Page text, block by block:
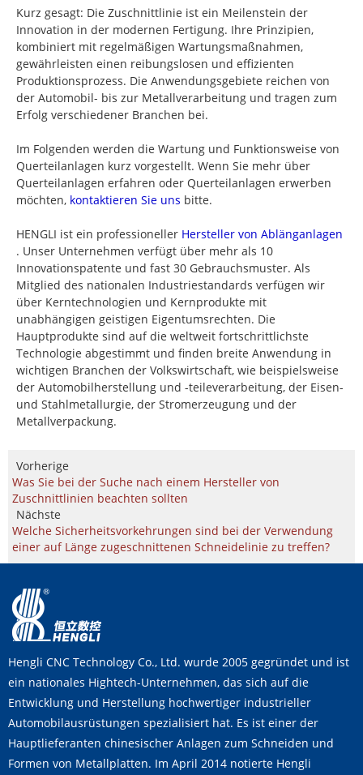
Kurz gesagt: Die Zuschnittlinie ist ein Meilenstein der
Innovation in der modernen Fertigung. Ihre Prinzipien,
kombiniert mit regelmäßigen Wartungsmaßnahmen,
gewährleisten einen reibungslosen und effizienten
Produktionsprozess. Die Anwendungsgebiete reichen von
der Automobil- bis zur Metallverarbeitung und tragen zum
Erfolg verschiedener Branchen bei.
Im Folgenden werden die Wartung und Funktionsweise von
Querteilanlagen kurz vorgestellt. Wenn Sie mehr über
Querteilanlagen erfahren oder Querteilanlagen erwerben
möchten, kontaktieren Sie uns bitte.
HENGLI ist ein professioneller Hersteller von Ablänganlagen
. Unser Unternehmen verfügt über mehr als 10
Innovationspatente und fast 30 Gebrauchsmuster. Als
Mitglied des nationalen Industriestandards verfügen wir
über Kerntechnologien und Kernprodukte mit
unabhängigen geistigen Eigentumsrechten. Die
Hauptprodukte sind auf die weltweit fortschrittlichste
Technologie abgestimmt und finden breite Anwendung in
wichtigen Branchen der Volkswirtschaft, wie beispielsweise
der Automobilherstellung und -teileverarbeitung, der Eisen-
und Stahlmetallurgie, der Stromerzeugung und der
Metallverpackung.
Vorherige
Was Sie bei der Suche nach einem Hersteller von
Zuschnittlinien beachten sollten
Nächste
Welche Sicherheitsvorkehrungen sind bei der Verwendung
einer auf Länge zugeschnittenen Schneidelinie zu treffen?
Hengli CNC Technology Co., Ltd. wurde 2005 gegründet und ist
ein nationales Hightech-Unternehmen, das sich auf die
Entwicklung und Herstellung hochwertiger industrieller
Automobilausrüstungen spezialisiert hat. Es ist einer der
Hauptlieferanten chinesischer Anlagen zum Schneiden und
Formen von Metallplatten. Im April 2014 notierte Hengli